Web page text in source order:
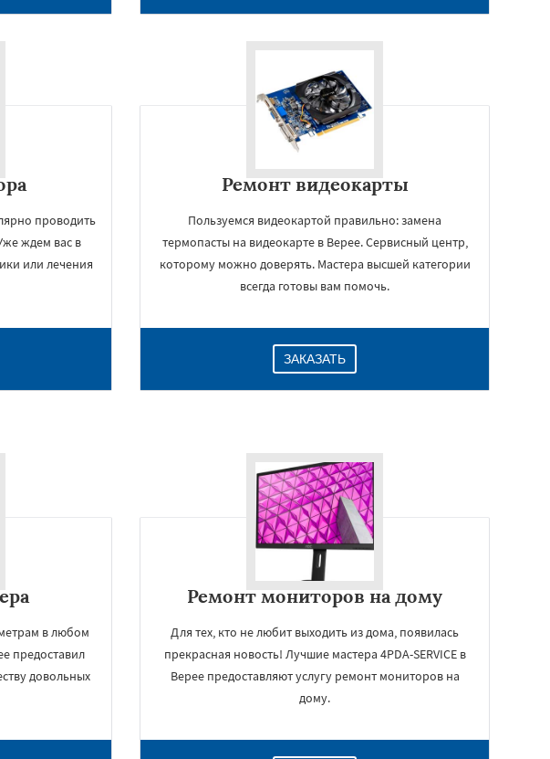
проводить
ждем вас в
или лечения
Ремонт видеокарты
Пользуемся видеокартой правильно: замена
термопасты на видеокарте в Верее. Сервисный центр,
которому можно доверять. Мастера высшей категории
всегда готовы вам помочь.
ЗАКАЗАТЬ
в любом
предоставил
довольных
Ремонт мониторов на дому
Для тех, кто не любит выходить из дома, появилась
прекрасная новость! Лучшие мастера 4PDA-SERVICE в
Верее предоставляют услугу ремонт мониторов на
дому.
данных